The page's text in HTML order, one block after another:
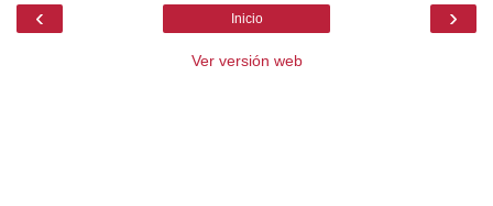
‹ ›
Inicio
Ver versión web